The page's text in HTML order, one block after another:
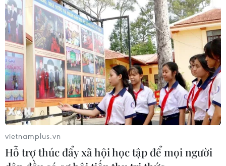
vietnamplus.vn
Hỗ trợ thúc đẩy xã hội học tập để mọi người